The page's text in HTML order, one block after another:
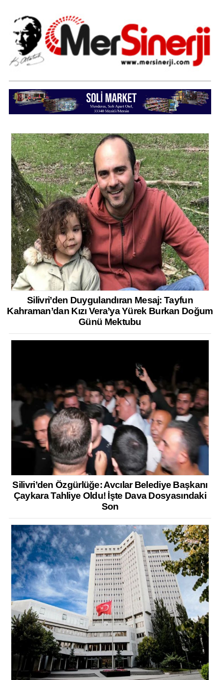
Silivri’den Duygulandıran Mesaj: Tayfun
Kahraman’dan Kızı Vera’ya Yürek Burkan Doğum
Günü Mektubu
Silivri’den Özgürlüğe: Avcılar Belediye Başkanı
Çaykara Tahliye Oldu! İşte Dava Dosyasındaki
Son